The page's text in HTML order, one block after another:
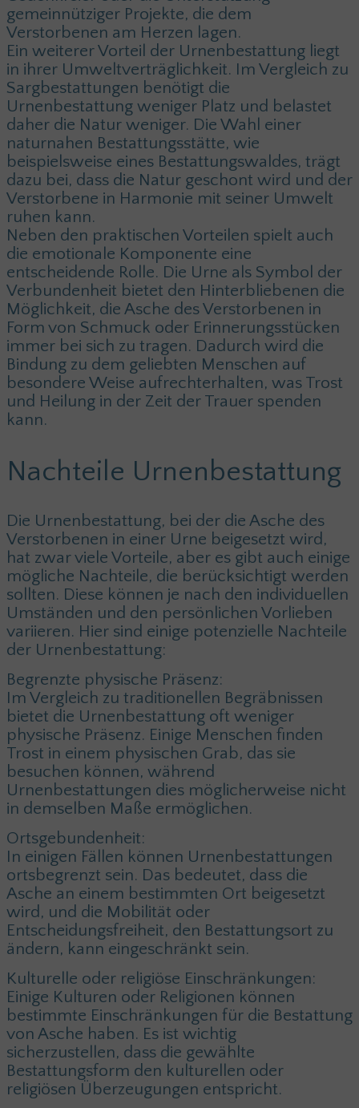
gemeinnütziger Projekte, die dem
Verstorbenen am Herzen lagen.
Ein weiterer Vorteil der Urnenbestattung liegt
in ihrer Umweltverträglichkeit. Im Vergleich zu
Sargbestattungen benötigt die
Urnenbestattung weniger Platz und belastet
daher die Natur weniger. Die Wahl einer
naturnahen Bestattungsstätte, wie
beispielsweise eines Bestattungswaldes, trägt
dazu bei, dass die Natur geschont wird und der
Verstorbene in Harmonie mit seiner Umwelt
ruhen kann.
Neben den praktischen Vorteilen spielt auch
die emotionale Komponente eine
entscheidende Rolle. Die Urne als Symbol der
Verbundenheit bietet den Hinterbliebenen die
Möglichkeit, die Asche des Verstorbenen in
Form von Schmuck oder Erinnerungsstücken
immer bei sich zu tragen. Dadurch wird die
Bindung zu dem geliebten Menschen auf
besondere Weise aufrechterhalten, was Trost
und Heilung in der Zeit der Trauer spenden
kann.
Nachteile Urnenbestattung
Die Urnenbestattung, bei der die Asche des
Verstorbenen in einer Urne beigesetzt wird,
hat zwar viele Vorteile, aber es gibt auch einige
mögliche Nachteile, die berücksichtigt werden
sollten. Diese können je nach den individuellen
Umständen und den persönlichen Vorlieben
variieren. Hier sind einige potenzielle Nachteile
der Urnenbestattung:
Begrenzte physische Präsenz:
Im Vergleich zu traditionellen Begräbnissen
bietet die Urnenbestattung oft weniger
physische Präsenz. Einige Menschen finden
Trost in einem physischen Grab, das sie
besuchen können, während
Urnenbestattungen dies möglicherweise nicht
in demselben Maße ermöglichen.
Ortsgebundenheit:
In einigen Fällen können Urnenbestattungen
ortsbegrenzt sein. Das bedeutet, dass die
Asche an einem bestimmten Ort beigesetzt
wird, und die Mobilität oder
Entscheidungsfreiheit, den Bestattungsort zu
ändern, kann eingeschränkt sein.
Kulturelle oder religiöse Einschränkungen:
Einige Kulturen oder Religionen können
bestimmte Einschränkungen für die Bestattung
von Asche haben. Es ist wichtig
sicherzustellen, dass die gewählte
Bestattungsform den kulturellen oder
religiösen Überzeugungen entspricht.